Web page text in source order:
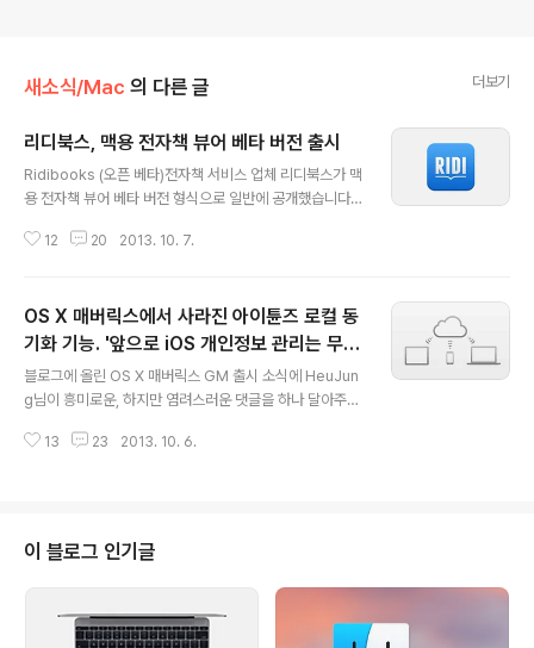
새소식/Mac 의 다른 글 더보기
리디북스, 맥용 전자책 뷰어 베타 버전 출시
Ridibooks (오픈 베타)전자책 서비스 업체 리디북스가 맥
용 전자책 뷰어 베타 버전 형식으로 일반에 공개했습니다.
수 있었던 리디북스의 전자책을 이제 맥에서도 볼 수 있게
들어옵니다. 사용자 편의성 측면에서 보는 세부기능을 살
펴보면 주석 첨부 기능이라던가 책갈피 기능이 아직 구현
되지 않았고, 레티나 디스플레이와 트랙패드 제스처를 지
원하지 않습니다. 일단 아주 기초적인 틀만 잡아 놓은 것 같
습니다.뷰어의 상단에는 목차를 열람할 수 있는 버튼과 서
체, 서체 크기, 글 간격, 여백, 배경 등을 선택할 수 있는 보
12 20 2013. 10. 7.
OS X 매버릭스에서 사라진 아이튠즈 로컬 동
기화 기능. '앞으로 iOS 개인정보 관리는 무조
건 iCloud로 해야된다?'
블로그에 올린 OS X 매버릭스 GM 출시 소식에 HeuJun
g님이 흥미로운, 하지만 염려스러운 댓글을 하나 달아주셨
기능이 사라졌습니다.아이폰으로 아이튠즈와 연락처를 동
처 등의 민감한 데이터는 가급적 클라우드를 사용안하려고
하는데 이거 참 난감하군요. 보안에 민감하신 분들은 마운
틴 라이언을 이용하셔야 할 듯 합니다. 자꾸 사용자의 데이
터를 클라우드로 뺴앗아 오려고 하는게 영 탐탁치 않네요.•
참고: http://support.apple.com/kb/PH12117 • 관련
13 23 2013. 10. 6.
이 블로그 인기글